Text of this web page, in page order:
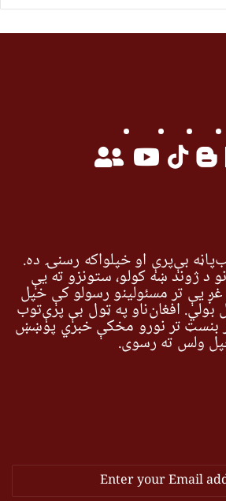
بې‌پرې او خپلواکه رسنۍ ده.
د ژوند ښه کولو، ستونزو ته یې
غږ یې تر مسئولینو رسولو کې خپل
افغان‌ناو په ټول بې پرې‌توب
بنسټ تر نورو مخکې خبري پوښښ
ولس ته رسوي.